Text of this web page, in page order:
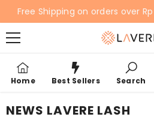
SKIP TO CONTENT
Free Shipping on orders over
Home Best Sellers Search
NEWS LAVERE LASH